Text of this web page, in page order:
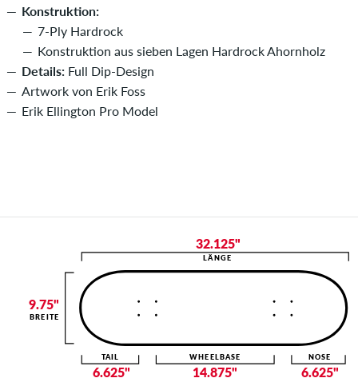
Konstruktion:
7-Ply Hardrock
Konstruktion aus sieben Lagen Hardrock Ahornholz
Details: Full Dip-Design
Artwork von Erik Foss
Erik Ellington Pro Model
32.125"
LÄNGE
14.875"
WHEELBASE
6.625"
NOSE
6.625"
TAIL
9.75"
BREITE